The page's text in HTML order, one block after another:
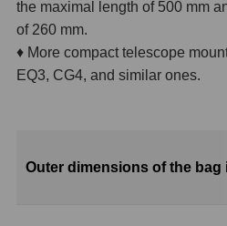
Farebné66
Astro príslušenstvo175
Hľadáčiky25
the maximal length of 500 mm
of 260 mm.
♦ More compact telescope
EQ3, CG4, and similar ones.
Outer dimensions of the bag